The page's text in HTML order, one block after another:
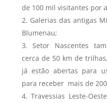
de 100 mil visitantes por
Galerias das antigas
Blumenau;
Setor Nascentes
cerca de 50 km de
já estão abertas para
para receber mais de
Travessias Leste-